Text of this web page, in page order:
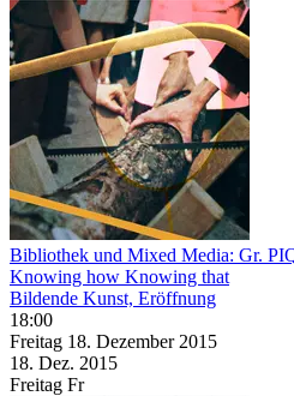
Bibliothek und Mixed Media: Gr.
Knowing how Knowing that
Bildende Kunst, Eröffnung
18:00
Freitag 18. Dezember 2015
18. Dez. 2015
Freitag Fr